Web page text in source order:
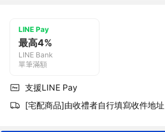
LINE Pay
最高4%
LINE Bank
單筆滿額
支援LINE Pay
[宅配商品]由收禮者自行填寫收件地址